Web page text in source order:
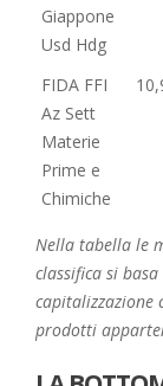
Giappone
Usd Hdg
FIDA FFI
Az Sett
Materie
Prime e
Chimiche
Nella tabella le
classifica si
capitalizzazione
prodotti